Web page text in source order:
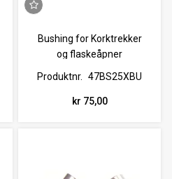
Bushing for Korktrekker
og flaskeåpner
Produktnr. 47BS25XBU
kr 75,00